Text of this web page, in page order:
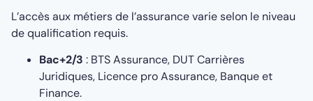
L’accès aux métiers de l’assurance varie selon le niveau
de qualification requis.
Bac+2/3 : BTS Assurance, DUT Carrières
Juridiques, Licence pro Assurance, Banque et
Finance.